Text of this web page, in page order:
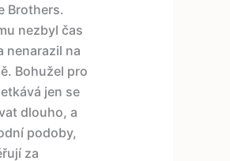
Brothers.
nezbyl čas
nenarazil na
Bohužel pro
jen se
dlouho, a
podoby,
za